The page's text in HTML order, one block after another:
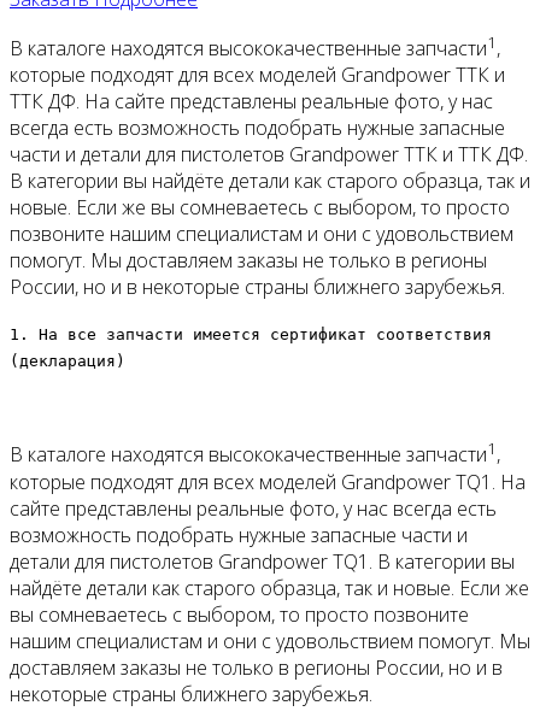
В каталоге находятся высококачественные запчасти1 ,
которые подходят для всех моделей Grandpower ТТК и
ТТК ДФ. На сайте представлены реальные фото, у нас
всегда есть возможность подобрать нужные запасные
части и детали для пистолетов Grandpower ТТК и ТТК ДФ.
В категории вы найдёте детали как старого образца, так и
новые. Если же вы сомневаетесь с выбором, то просто
позвоните нашим специалистам и они с удовольствием
помогут. Мы доставляем заказы не только в регионы
России, но и в некоторые страны ближнего зарубежья.
1. На все запчасти имеется сертификат соответствия
(декларация)
В каталоге находятся высококачественные запчасти1 ,
которые подходят для всех моделей Grandpower TQ1. На
сайте представлены реальные фото, у нас всегда есть
возможность подобрать нужные запасные части и
детали для пистолетов Grandpower TQ1. В категории вы
найдёте детали как старого образца, так и новые. Если же
вы сомневаетесь с выбором, то просто позвоните
нашим специалистам и они с удовольствием помогут. Мы
доставляем заказы не только в регионы России, но и в
некоторые страны ближнего зарубежья.